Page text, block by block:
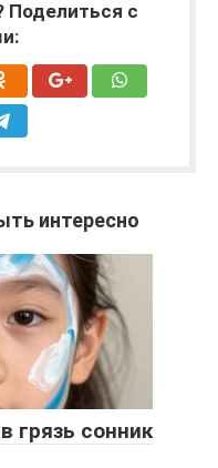
Поделиться с
интересно
грязь сонник